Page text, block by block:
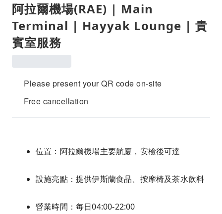
阿拉爾機場(RAE) | Main
Terminal | Hayyak Lounge | 貴
賓室服務
Please present your QR code on-site
Free cancellation
位置：阿拉爾機場主要航廈，安檢後可達
設施亮點：提供伊斯蘭食品、按摩椅及茶水飲料
營業時間：每日04:00-22:00